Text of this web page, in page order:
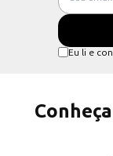
Eu li e